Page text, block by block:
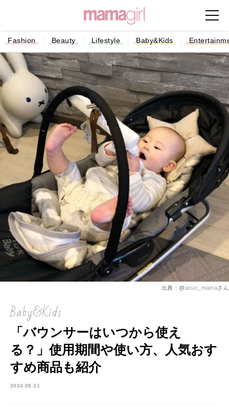
Fashion Beauty Lifestyle Baby&Kids
出典：@acuc_mamaさん
Baby&Kids
「バウンサーはいつから使え
る？」使用期間や使い方、人気おす
すめ商品も紹介
2024.08.31